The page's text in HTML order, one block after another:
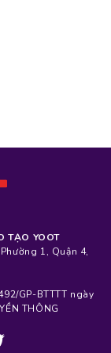
TẠO YOOT
1, Quận 4,
GP-BTTTT ngày
THÔNG